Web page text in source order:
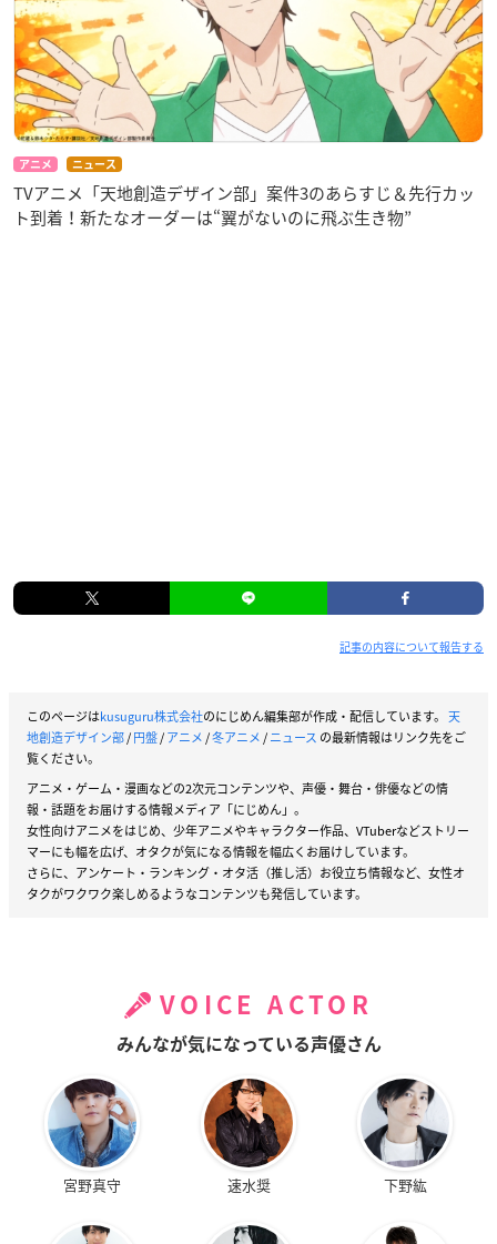
【スタッフ】
原作：蛇蔵＆鈴木ツタ・たら子「天地創造デザイン部」（講談
社「モーニングtwo」連載）
監督：増井壮一
シリーズ構成：横手美智子
キャラクターデザイン：大橋幸子
プロップデザイン：今門卓也
色彩設定：田中美穂
美術監督・美術設定：根本洋行（アートチーム・コンボイ）
土屋：井上和彦
冥戸：大空直美
海原：竹内良太
火口：泊明日菜
ケンタ：木野日菜
横田：逢坂良太
虫部：水島大宙
神様：龍田直樹
※敬称略
各種ムービー
アニメ ニュース
TVアニメ「天地創造デザイン部」案件3のあらすじ＆先行カッ
ト到着！新たなオーダーは“翼がないのに飛ぶ生き物”
記事の内容について報告する
このページはkusuguru株式会社のにじめん編集部が作成・配信しています。 天
地創造デザイン部/円盤/アニメ/冬アニメ/ニュース の最新情報はリンク先をご
覧ください。
アニメ・ゲーム・漫画などの2次元コンテンツや、声優・舞台・俳優などの情
報・話題をお届けする情報メディア「にじめん」。
女性向けアニメをはじめ、少年アニメやキャラクター作品、VTuberなどストリー
マーにも幅を広げ、オタクが気になる情報を幅広くお届けしています。
さらに、アンケート・ランキング・オタ活（推し活）お役立ち情報など、女性オ
タクがワクワク楽しめるようなコンテンツも発信しています。
VOICE ACTOR
みんなが気になっている声優さん
宮野真守 速水奨 下野紘